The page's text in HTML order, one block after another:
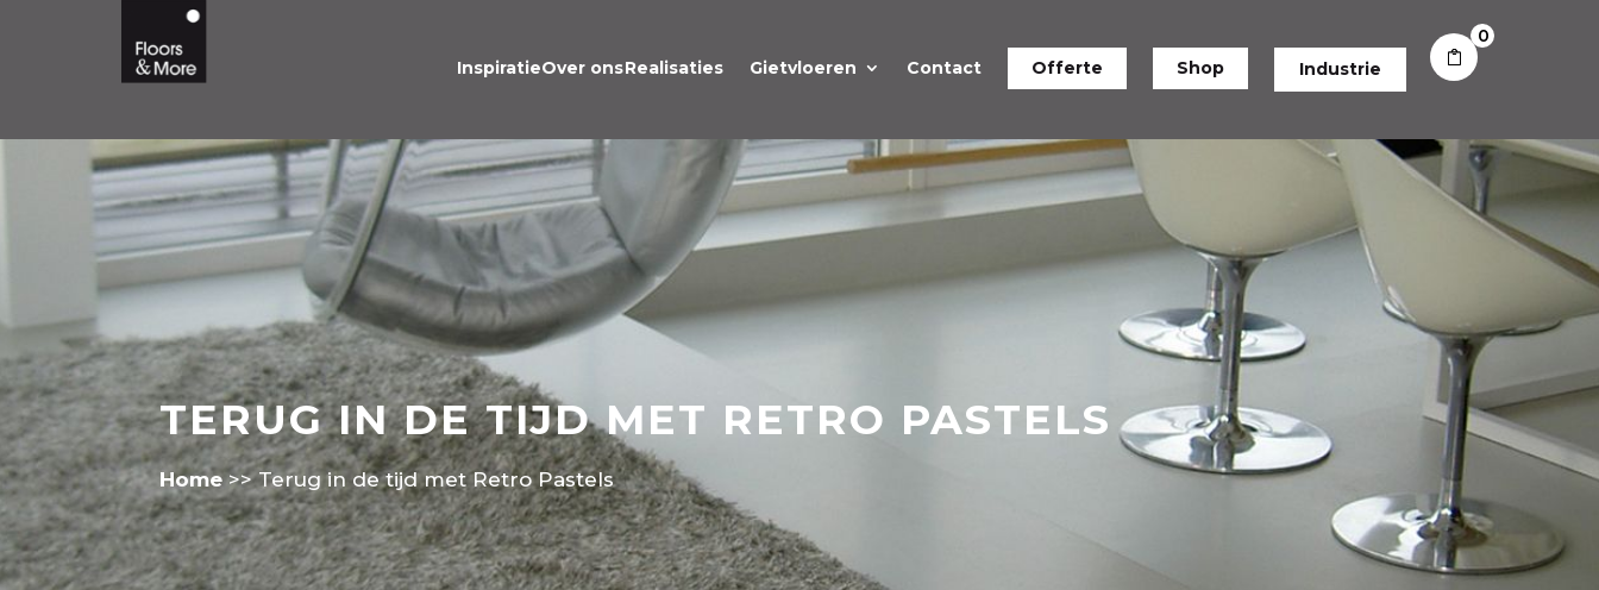
InspiratieOver onsRealisaties Gietvloeren Contact Offerte Shop Industrie
0
TERUG IN DE TIJD MET RETRO PASTELS
Home>>Terug in de tijd met Retro Pastels